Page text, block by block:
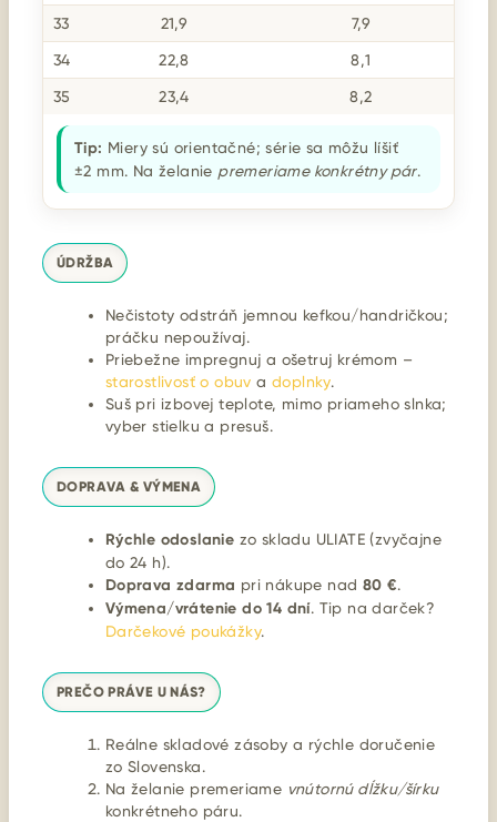
33 21,9 7,9
34 22,8 8,1
35 23,4 8,2
Tip: Miery sú orientačné; série sa môžu líšiť
±2 mm. Na želanie premeriame konkrétny pár.
ÚDRŽBA
Nečistoty odstráň jemnou kefkou/handričkou;
práčku nepoužívaj.
Priebežne impregnuj a ošetruj krémom –
starostlivosť o obuv adoplnky.
Suš pri izbovej teplote, mimo priameho slnka;
vyber stielku a presuš.
DOPRAVA & VÝMENA
Rýchle odoslanie zo skladu ULIATE (zvyčajne
do 24 h).
Doprava zdarma pri nákupe nad 80 €.
Výmena/vrátenie do 14 dní. Tip na darček?
Darčekové poukážky.
PREČO PRÁVE U NÁS?
Reálne skladové zásoby a rýchle doručenie
zo Slovenska.
Na želanie premeriame vnútornú dĺžku/šírku
konkrétneho páru.